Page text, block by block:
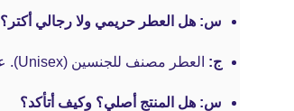
س: هل العطر حريمي ولا رجالي أكتر؟
ج: العطر مصنف للجنسين (Unisex). على الرجال يبرز هيبة الأخشاب والجلود الرسمية، وعلى النساء يعطي طابعاً غامضاً، جذاباً وأنيقاً جداً ومختلفاً عن العطور السكرية التقليدية.
س: هل المنتج أصلي؟ وكيف أتأكد؟